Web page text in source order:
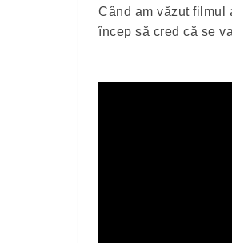
Când am văzut filmul
încep să cred că se